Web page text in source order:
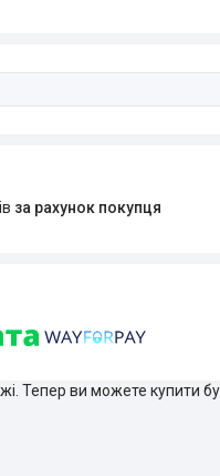
за рахунок покупця
Тепер ви можете купити